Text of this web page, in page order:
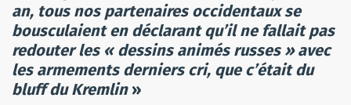
an, tous nos partenaires occidentaux se
bousculaient en déclarant qu’il ne fallait pas
redouter les « dessins animés russes » avec
les armements derniers cri, que c’était du
bluff du Kremlin»